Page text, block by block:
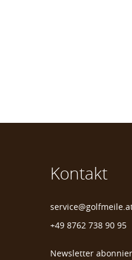
Kontakt
+49 8762 738 90 95
Newsletter